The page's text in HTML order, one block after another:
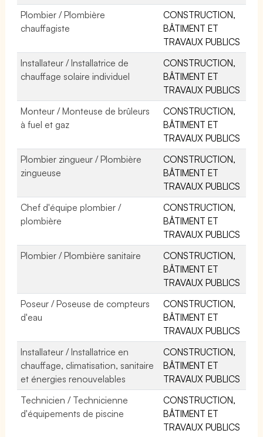
Plombier / Plombière
chauffagiste
CONSTRUCTION,
BÂTIMENT ET
TRAVAUX PUBLICS
Installateur / Installatrice de
chauffage solaire individuel
CONSTRUCTION,
BÂTIMENT ET
TRAVAUX PUBLICS
Monteur / Monteuse de brûleurs
à fuel et gaz
CONSTRUCTION,
BÂTIMENT ET
TRAVAUX PUBLICS
Plombier zingueur / Plombière
zingueuse
CONSTRUCTION,
BÂTIMENT ET
TRAVAUX PUBLICS
Chef d'équipe plombier /
plombière
CONSTRUCTION,
BÂTIMENT ET
TRAVAUX PUBLICS
Plombier / Plombière sanitaire
CONSTRUCTION,
BÂTIMENT ET
TRAVAUX PUBLICS
Poseur / Poseuse de compteurs
d'eau
CONSTRUCTION,
BÂTIMENT ET
TRAVAUX PUBLICS
Installateur / Installatrice en
chauffage, climatisation, sanitaire
et énergies renouvelables
CONSTRUCTION,
BÂTIMENT ET
TRAVAUX PUBLICS
Technicien / Technicienne
d'équipements de piscine
CONSTRUCTION,
BÂTIMENT ET
TRAVAUX PUBLICS